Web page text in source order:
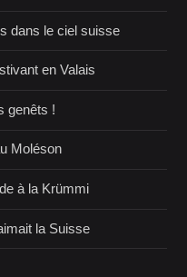
dans le ciel suisse
en Valais
genêts !
Moléson
à la Krümmi
la Suisse